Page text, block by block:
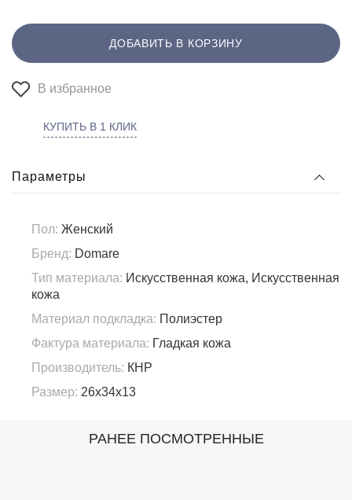
ДОБАВИТЬ В КОРЗИНУ
В избранное
КУПИТЬ В 1 КЛИК
Параметры
Пол: Женский
Бренд: Domare
Тип материала: Искусственная кожа, Искусственная
кожа
Материал подкладка: Полиэстер
Фактура материала: Гладкая кожа
Производитель: КНР
Размер: 26x34x13
РАНЕЕ ПОСМОТРЕННЫЕ